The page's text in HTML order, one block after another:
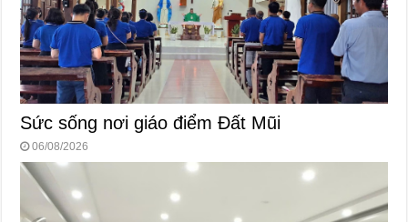
Sức sống nơi giáo điểm Đất Mũi
06/08/2026